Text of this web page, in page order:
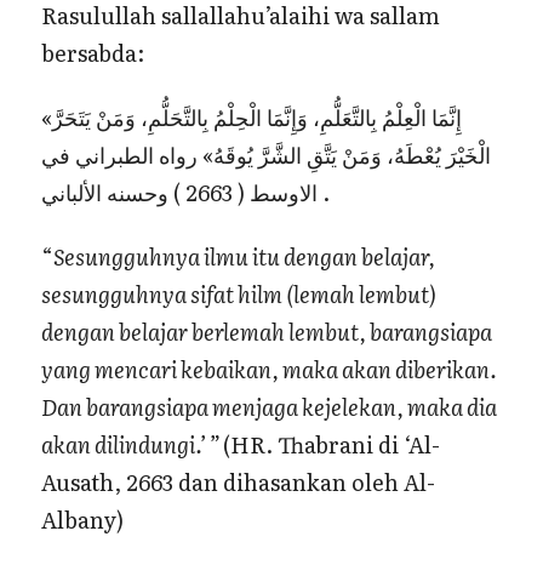
Rasulullah sallallahu’alaihi wa sallam
bersabda:
«إِنَّمَا الْعِلْمُ بِالتَّعَلُّمِ، وَإِنَّمَا الْحِلْمُ بِالتَّحَلُّمِ، وَمَنْ يَتَحَرَّ
الْخَيْرَ يُعْطَهُ، وَمَنْ يَتَّقِ الشَّرَّ يُوقَهُ» رواه الطبراني في
الاوسط ( 2663 ) وحسنه الألباني .
“Sesungguhnya ilmu itu dengan belajar,
sesungguhnya sifat hilm (lemah lembut)
dengan belajar berlemah lembut, barangsiapa
yang mencari kebaikan, maka akan diberikan.
Dan barangsiapa menjaga kejelekan, maka dia
akan dilindungi.’ ”(HR. Thabrani di ‘Al-
Ausath, 2663 dan dihasankan oleh Al-
Albany)